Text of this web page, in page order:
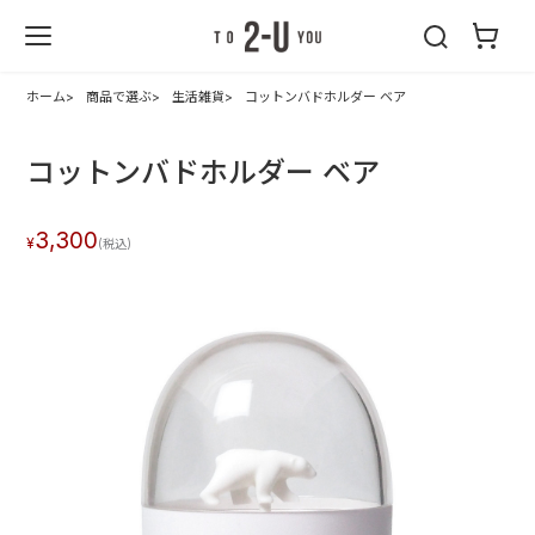
ホーム 商品で選ぶ 生活雑貨 コットンバドホルダー ベア
コットンバドホルダー ベア
3,300